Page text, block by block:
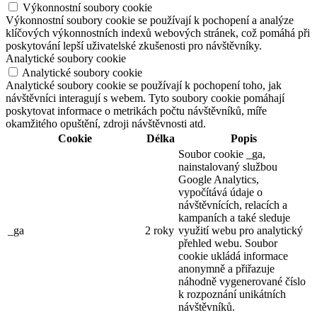
Výkonnostní soubory cookie
Výkonnostní soubory cookie se používají k pochopení a analýze
klíčových výkonnostních indexů webových stránek, což pomáhá při
poskytování lepší uživatelské zkušenosti pro návštěvníky.
Analytické soubory cookie
Analytické soubory cookie
Analytické soubory cookie se používají k pochopení toho, jak
návštěvníci interagují s webem. Tyto soubory cookie pomáhají
poskytovat informace o metrikách počtu návštěvníků, míře
okamžitého opuštění, zdroji návštěvnosti atd.
Cookie
Délka Popis
_ga 2 roky
Soubor cookie _ga,
nainstalovaný službou
Google Analytics,
vypočítává údaje o
návštěvnících, relacích a
kampaních a také sleduje
využití webu pro analytický
přehled webu. Soubor
cookie ukládá informace
anonymně a přiřazuje
náhodně vygenerované číslo
k rozpoznání unikátních
návštěvníků.